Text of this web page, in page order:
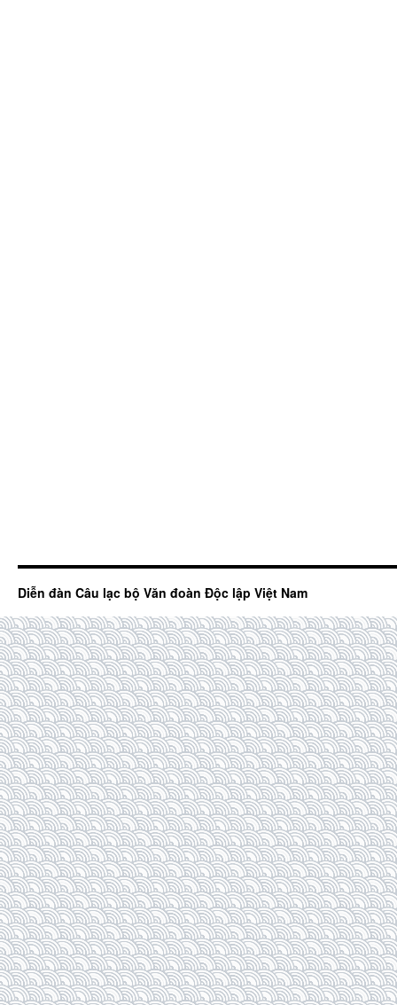
Diễn đàn Câu lạc bộ Văn đoàn Độc lập Việt Nam